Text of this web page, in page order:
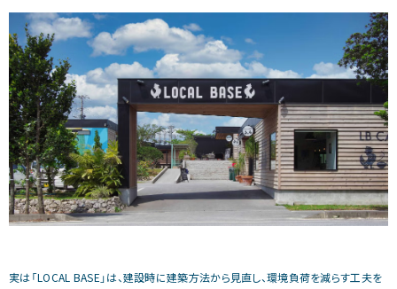
実は「LOCAL BASE」は、建設時に建築方法から見直し、環境負荷を減らす工夫を